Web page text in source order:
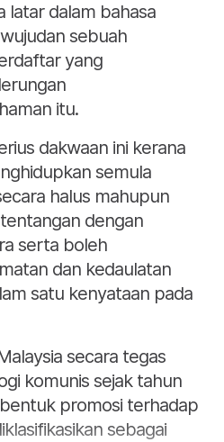
latar dalam bahasa
sebuah
yang
itu.
dakwaan ini kerana
semula
halus mahupun
dengan
serta boleh
dan kedaulatan
satu kenyataan pada
secara tegas
komunis sejak tahun
promosi terhadap
sebagai